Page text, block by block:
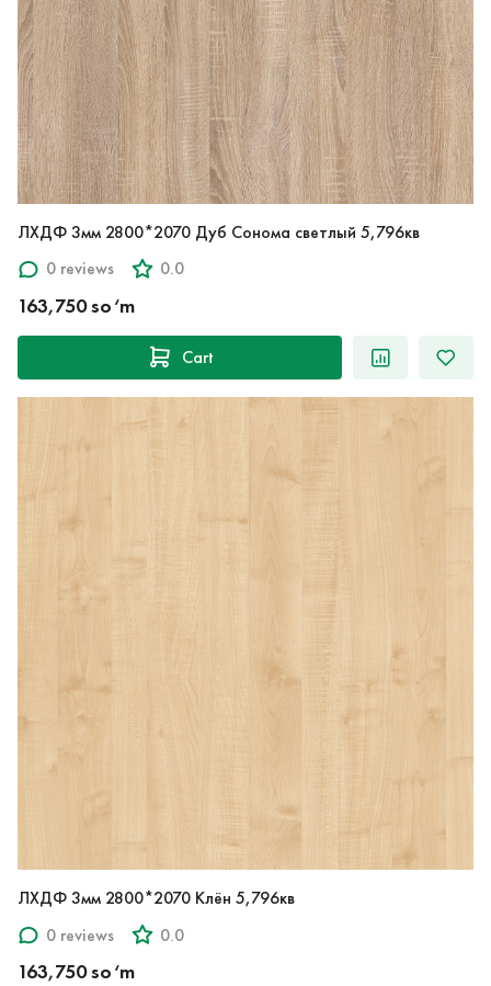
ЛХДФ 3мм 2800*2070 Дуб Сонома светлый 5,796кв
0 reviews
0.0
163,750 so‘m
Cart
ЛХДФ 3мм 2800*2070 Клён 5,796кв
0 reviews
0.0
163,750 so‘m